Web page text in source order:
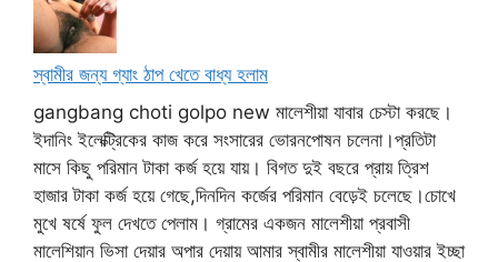
স্বামীর জন্য গ্যাং ঠাপ খেতে বাধ্য হলাম
gangbang choti golpo new মালেশীয়া যাবার চেস্টা করছে।
ইদানিং ইলেক্ট্রিকের কাজ করে সংসারের ভোরনপোষন চলেনা।প্রতিটা
মাসে কিছু পরিমান টাকা কর্জ হয়ে যায়। বিগত দুই বছরে প্রায় ত্রিশ
হাজার টাকা কর্জ হয়ে গেছে,দিনদিন কর্জের পরিমান বেড়েই চলেছে।চোখে
মুখে ষর্ষে ফুল দেখতে পেলাম। গ্রামের একজন মালেশীয়া প্রবাসী
মালেশিয়ান ভিসা দেয়ার অপার দেয়ায় আমার স্বামীর মালেশীয়া যাওয়ার ইচ্ছা